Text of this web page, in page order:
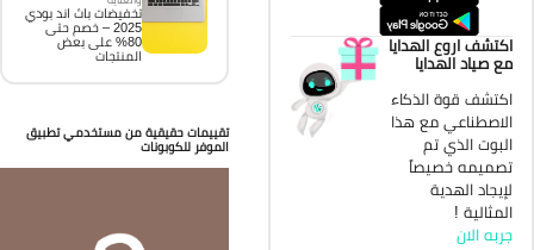
اكتشف اروع الهدايا
مع صياد الهدايا
اكتشف قوة الذكاء
الاصطناعي مع هذا
البوت الذي تم
تصميمه خصيصاً
لإيجاد الهدية
المثالية !
جربه الان
تخفيضات باث اند بودي
2025 – خصم حتى
80% على بعض
المنتجات
تقييمات حقيقية من مستخدمي تطبيق
الموفر للكوبونات